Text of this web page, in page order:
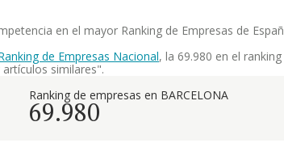
en el mayor Ranking de Empresas de
de Empresas Nacional, la 69.980 en el
similares".
Ranking de empresas en BARCELONA
69.980